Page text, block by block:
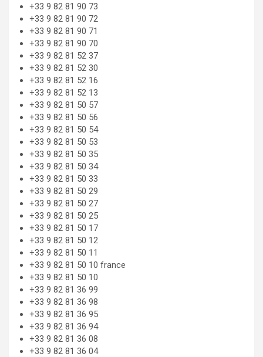
+33 9 82 81 90 73
+33 9 82 81 90 72
+33 9 82 81 90 71
+33 9 82 81 90 70
+33 9 82 81 52 37
+33 9 82 81 52 30
+33 9 82 81 52 16
+33 9 82 81 52 13
+33 9 82 81 50 57
+33 9 82 81 50 56
+33 9 82 81 50 54
+33 9 82 81 50 53
+33 9 82 81 50 35
+33 9 82 81 50 34
+33 9 82 81 50 33
+33 9 82 81 50 29
+33 9 82 81 50 27
+33 9 82 81 50 25
+33 9 82 81 50 17
+33 9 82 81 50 12
+33 9 82 81 50 11
+33 9 82 81 50 10 france
+33 9 82 81 50 10
+33 9 82 81 36 99
+33 9 82 81 36 98
+33 9 82 81 36 95
+33 9 82 81 36 94
+33 9 82 81 36 08
+33 9 82 81 36 04